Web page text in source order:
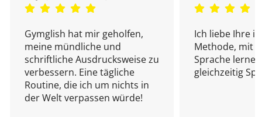
Gymglish hat mir geholfen,
meine mündliche und
schriftliche Ausdrucksweise zu
verbessern. Eine tägliche
Routine, die ich um nichts in
der Welt verpassen würde!
Ich liebe Ihre
Methode, mit
Sprache
gleichzeitig